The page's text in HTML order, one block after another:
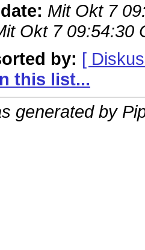
Mit Okt 7
Okt 7 09:54:30
by: [
this list...
generated by